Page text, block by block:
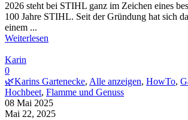
2026 steht bei STIHL ganz im Zeichen eines
100 Jahre STIHL. Seit der Gründung hat sich
einem ...
Weiterlesen
Karin
0
🌿Karins Gartenecke, Alle anzeigen, HowTo,
Hochbeet, Flamme und Genuss
08 Mai 2025
Mai 22, 2025